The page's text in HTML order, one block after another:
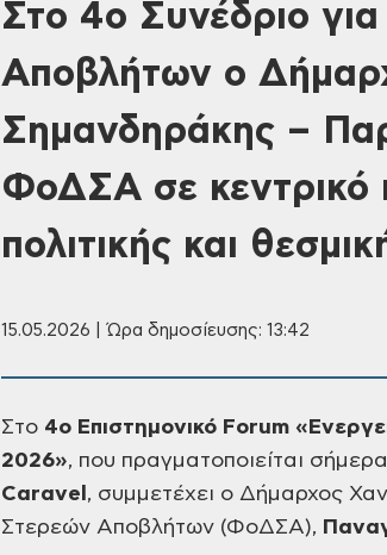
Στο 4ο Συνέδριο
Αποβλήτων ο
Σημανδηράκης –
ΦοΔΣΑ σε κεντρικό
πολιτικής και
15.05.2026 | Ώρα δημοσίευσης: 13:42
Στο 4ο Επιστημονικό Forum
2026», που πραγματοποιείται
Caravel , συμμετέχει ο Δήμαρχος
Στερεών Αποβλήτων (ΦοΔΣΑ),